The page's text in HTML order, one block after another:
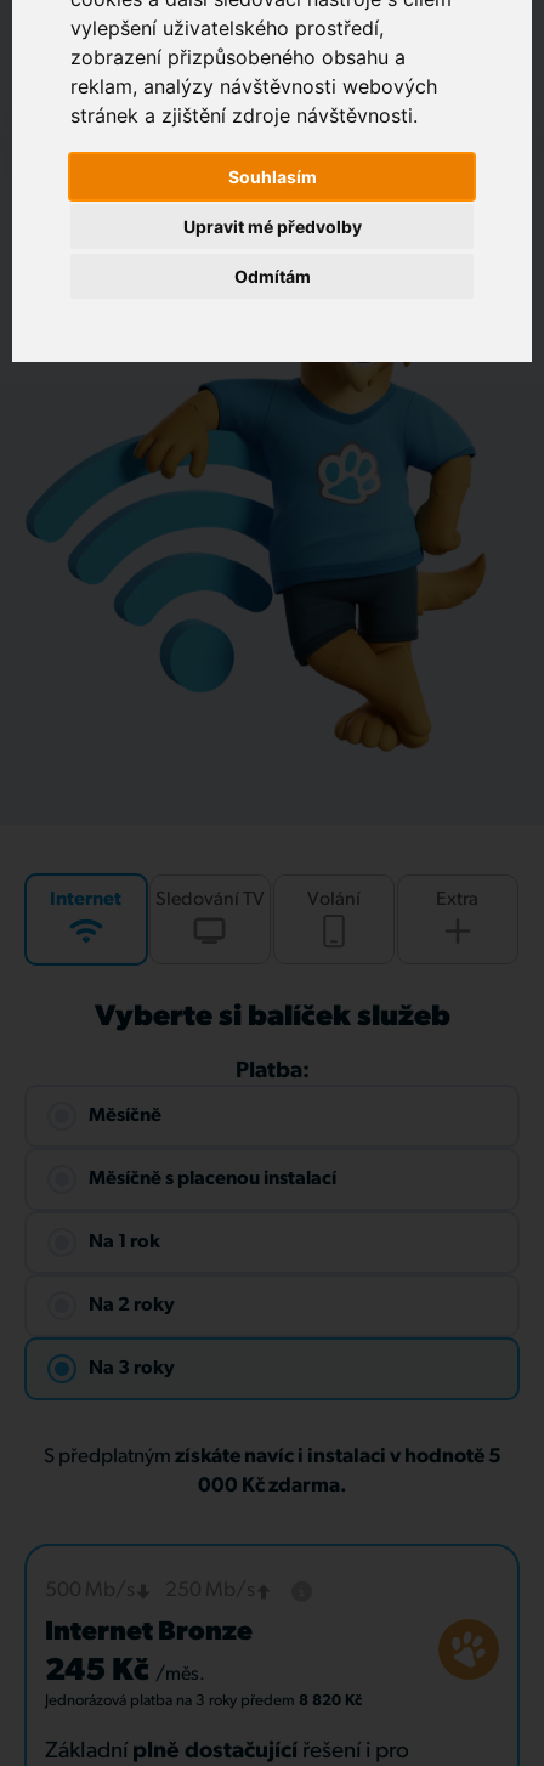
vylepšení uživatelského prostředí,
zobrazení přizpůsobeného obsahu a
reklam, analýzy návštěvnosti webových
stránek a zjištění zdroje návštěvnosti.
Souhlasím
Odmítám
Upravit mé předvolby
Zákaznický portál
Jak rychlé je připojení na vaší adrese?
Internet Sledování TV Volání Extra
Vyberte si balíček služeb
Platba:
Měsíčně
Měsíčně s placenou instalací
Na 1 rok
Na 2 roky
Na 3 roky
S předplatným získáte navíc i instalaci v hodnotě 5
000 Kč zdarma.
Internet Bronze
245 Kč /měs.
Jednorázová platba na 3 roky předem 8 820 Kč
Základní plně dostačující řešení i pro